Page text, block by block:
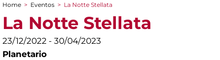
You are here
Home > Eventos > La Notte Stellata
La Notte Stellata
23/12/2022 - 30/04/2023
Planetario